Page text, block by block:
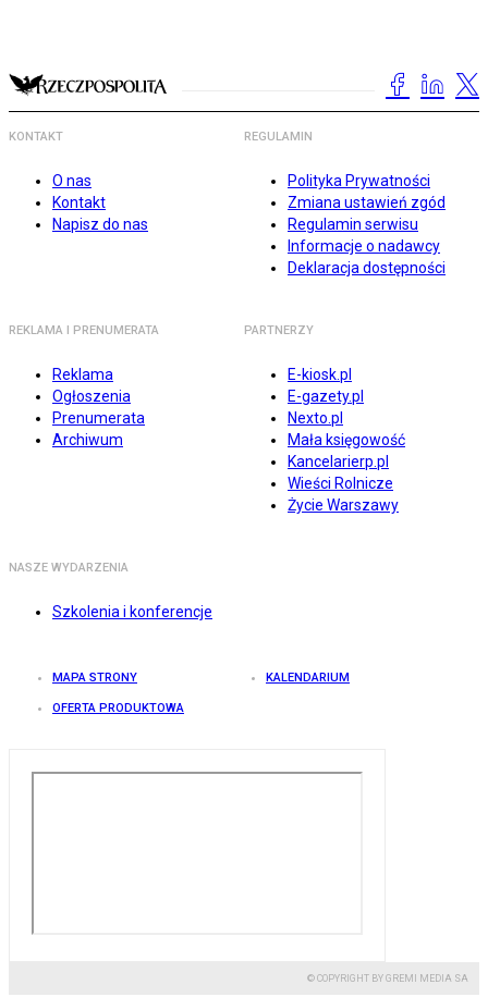
KONTAKT
O nas
Kontakt
Napisz do nas
REGULAMIN
Polityka Prywatności
Zmiana ustawień zgód
Regulamin serwisu
Informacje o nadawcy
Deklaracja dostępności
REKLAMA I PRENUMERATA
Reklama
Ogłoszenia
Prenumerata
Archiwum
PARTNERZY
E-kiosk.pl
E-gazety.pl
Nexto.pl
Mała księgowość
Kancelarierp.pl
Wieści Rolnicze
Życie Warszawy
NASZE WYDARZENIA
Szkolenia i konferencje
MAPA STRONY KALENDARIUM
OFERTA PRODUKTOWA
© COPYRIGHT BY GREMI MEDIA SA